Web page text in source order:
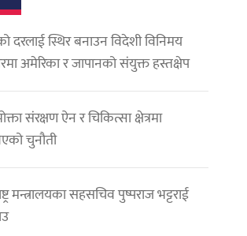
दरलाई स्थिर बनाउन विदेशी विनिमय
अमेरिका र जापानको संयुक्त हस्तक्षेप
संरक्षण ऐन र चिकित्सा क्षेत्रमा
चुनौती
मन्त्रालयका सहसचिव पुष्पराज भट्टराई